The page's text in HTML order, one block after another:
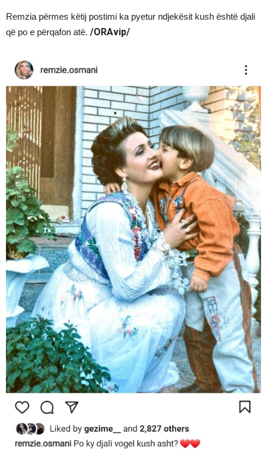
Remzia përmes këtij postimi ka pyetur ndjekësit kush është djali
që po e përqafon atë. /ORAvip/